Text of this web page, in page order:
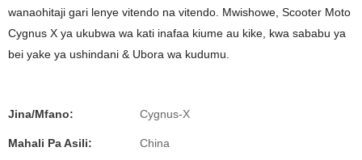
wanaohitaji gari lenye vitendo na vitendo. Mwishowe, Scooter Moto
Cygnus X ya ukubwa wa kati inafaa kiume au kike, kwa sababu ya
bei yake ya ushindani & Ubora wa kudumu.
Jina/Mfano: Cygnus-X
Mahali Pa Asili: China